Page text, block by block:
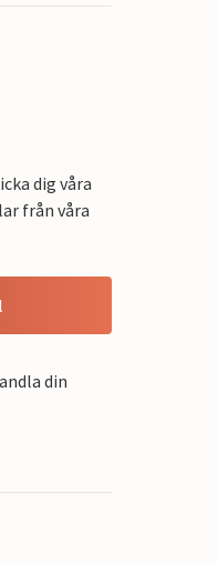
dig våra
från våra
din